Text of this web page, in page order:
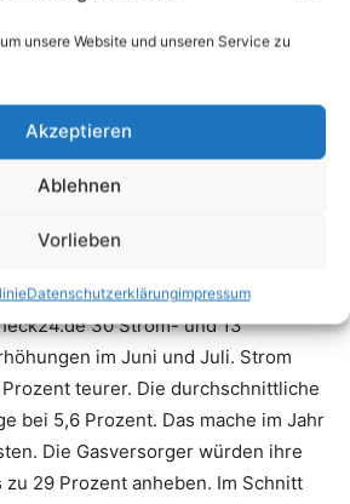
unsere Website und unseren Service zu
Akzeptieren
Ablehnen
Vorlieben
Datenschutzerklärungimpressum